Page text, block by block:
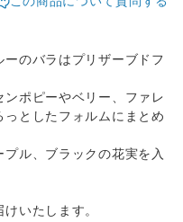
のバラはプリザーブドフ
ポピーやベリー、ファレ
っとしたフォルムにまとめ
ル、ブラックの花実を入
いたします。